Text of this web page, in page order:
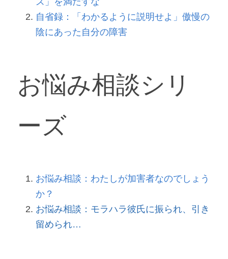
自省録：「わかるように説明せよ」傲慢の
陰にあった自分の障害
お悩み相談シリ
ーズ
お悩み相談：わたしが加害者なのでしょう
か？
お悩み相談：モラハラ彼氏に振られ、引き
留められ…